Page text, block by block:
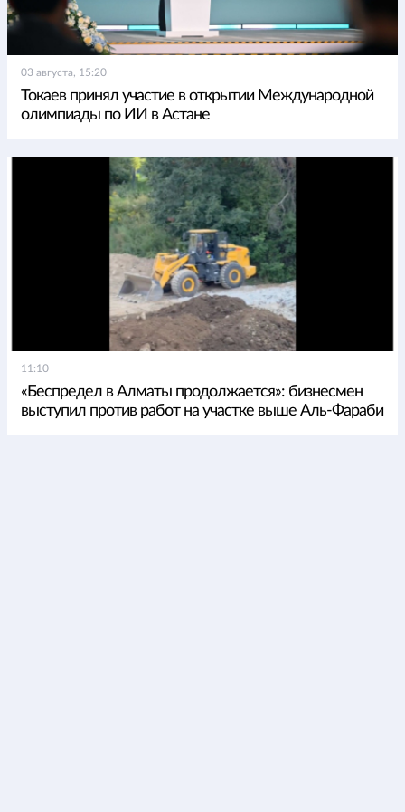
03 августа, 15:20
Токаев принял участие в открытии Международной
олимпиады по ИИ в Астане
11:10
«Беспредел в Алматы продолжается»: бизнесмен
выступил против работ на участке выше Аль-Фараби